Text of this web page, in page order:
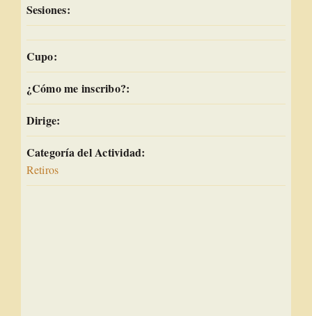
Sesiones:
Cupo:
¿Cómo me inscribo?:
Dirige:
Categoría del Actividad:
Retiros